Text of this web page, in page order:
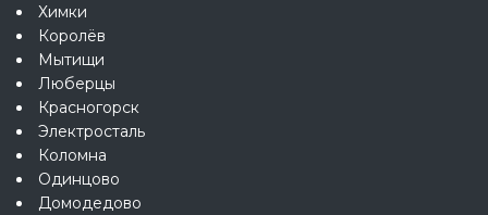
Химки
Королёв
Мытищи
Люберцы
Красногорск
Электросталь
Коломна
Одинцово
Домодедово